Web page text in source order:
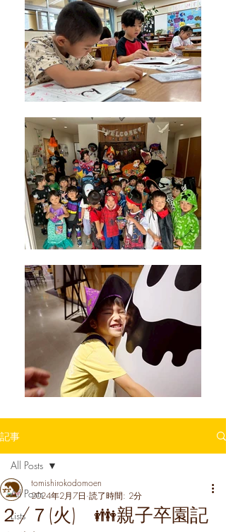
記事
All Posts
Lists
All Posts
２/７(火) 👪親子卒園記
tomishirokodomoen
2024年2月7日 読了時間: 2分